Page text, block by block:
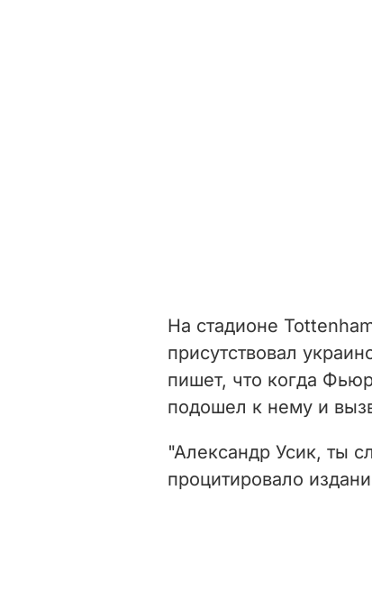
На стадионе
присутствовал
пишет, что когда
подошел к нему и
"Александр Усик, ты
процитировало